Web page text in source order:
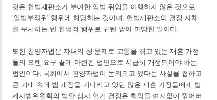
것은 헌법재판소가 부여한 입법 위임을 이행하지 않은 것으로
'입법부작위' 행위에 해당하는 것이며, 헌법재판소의 결정 자체
를 무시하는 반 헌법적 행위로 규탄 받아 마땅한 일이다.
또한 친양자법은 자녀의 성 문제로 고통을 겪고 있는 재혼 가정
들의 오랜 요구 끝에 마련된 법안으로 시급히 개정되어야 하는
법안이다. 국회에서 친양자법이 논의되고 있다는 사실을 접하고
큰 기대 속에 법 개정을 기다리고 있던 많은 재혼 가정들에게 법
제사법위원회의 법안 심사 연기 결정은 희망을 여지없이 꺾어버